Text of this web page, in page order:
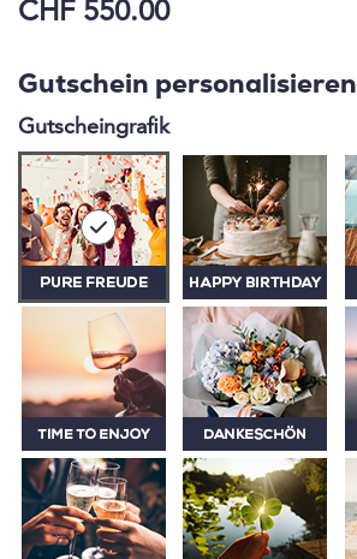
CHF 550.00
Gutschein personalisieren
Gutscheingrafik